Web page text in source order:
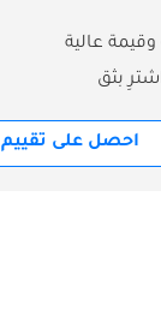
وقيمة عالية
بثق
احصل على تقييم